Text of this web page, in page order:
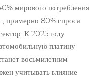
мирового потребления
, примерно 80% спроса
К 2025 году
платину
восьмилетним
учитывать влияние